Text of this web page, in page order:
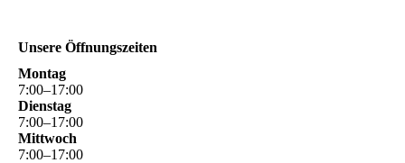
Unsere Öffnungszeiten
Montag
7:00–17:00
Dienstag
7:00–17:00
Mittwoch
7:00–17:00